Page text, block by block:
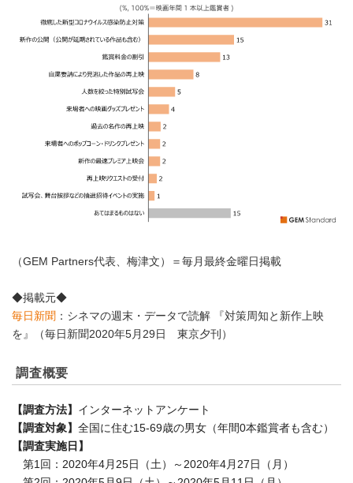
（GEM Partners代表、梅津文）＝毎月最終金曜日掲載
◆掲載元◆
毎日新聞 ：シネマの週末・データで読解 『対策周知と新作上映
を』（毎日新聞2020年5月29日 東京夕刊）
調査概要
【調査方法】 インターネットアンケート
【調査対象】 全国に住む15-69歳の男女（年間0本鑑賞者も含む）
【調査実施日】
第1回：2020年4月25日（土）～2020年4月27日（月）